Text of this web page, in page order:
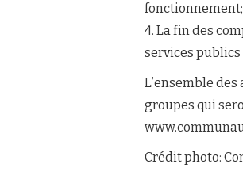
fonctionnement;
4. La fin des
services
L’ensemble
groupes qui
Crédit photo: